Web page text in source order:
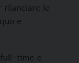
rilanciare le
e
e